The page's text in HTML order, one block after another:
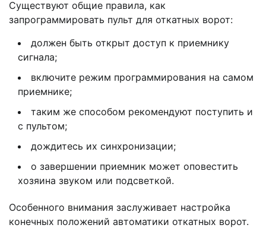
Существуют общие правила, как
запрограммировать пульт для откатных ворот:
должен быть открыт доступ к приемнику
сигнала;
включите режим программирования на самом
приемнике;
таким же способом рекомендуют поступить и
с пультом;
дождитесь их синхронизации;
о завершении приемник может оповестить
хозяина звуком или подсветкой.
Особенного внимания заслуживает настройка
конечных положений автоматики откатных ворот.